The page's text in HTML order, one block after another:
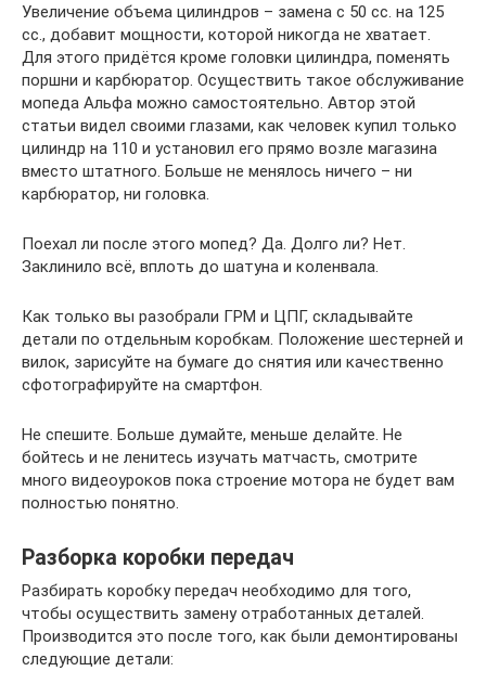
Увеличение объема цилиндров – замена с 50 сс. на 125
сс., добавит мощности, которой никогда не хватает.
Для этого придётся кроме головки цилиндра, поменять
поршни и карбюратор. Осуществить такое обслуживание
мопеда Альфа можно самостоятельно. Автор этой
статьи видел своими глазами, как человек купил только
цилиндр на 110 и установил его прямо возле магазина
вместо штатного. Больше не менялось ничего – ни
карбюратор, ни головка.
Поехал ли после этого мопед? Да. Долго ли? Нет.
Заклинило всё, вплоть до шатуна и коленвала.
Как только вы разобрали ГРМ и ЦПГ, складывайте
детали по отдельным коробкам. Положение шестерней и
вилок, зарисуйте на бумаге до снятия или качественно
сфотографируйте на смартфон.
Не спешите. Больше думайте, меньше делайте. Не
бойтесь и не ленитесь изучать матчасть, смотрите
много видеоуроков пока строение мотора не будет вам
полностью понятно.
Разборка коробки передач
Разбирать коробку передач необходимо для того,
чтобы осуществить замену отработанных деталей.
Производится это после того, как были демонтированы
следующие детали: